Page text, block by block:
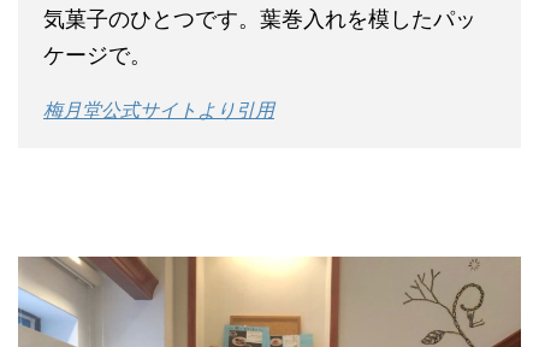
気菓子のひとつです。葉巻入れを模したパッ
ケージで。
梅月堂公式サイトより引用